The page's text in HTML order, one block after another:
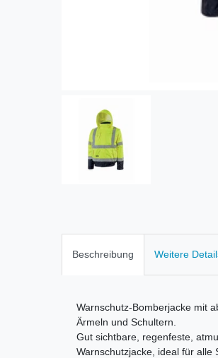
Beschreibung Weitere
Warnschutz-Bomberjacke mit
Ärmeln und Schultern.
Gut sichtbare, regenfeste,
Warnschutzjacke, ideal für alle